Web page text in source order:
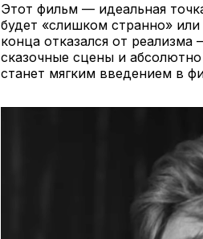
Этот фильм — идеальная
будет «слишком странно»
конца отказался от
сказочные сцены и
станет мягким введением в